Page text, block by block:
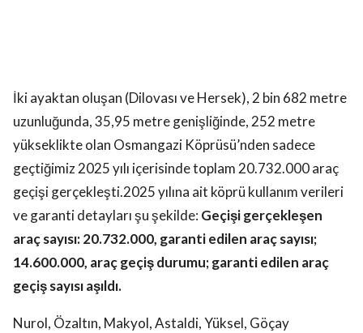
İki ayaktan oluşan (Dilovası ve Hersek), 2 bin 682 metre
uzunluğunda, 35,95 metre genişliğinde, 252 metre
yükseklikte olan Osmangazi Köprüsü’nden sadece
geçtiğimiz 2025 yılı içerisinde toplam 20.732.000 araç
geçişi gerçekleşti.2025 yılına ait köprü kullanım verileri
ve garanti detayları şu şekilde: Geçişi gerçekleşen
araç sayısı: 20.732.000, garanti edilen araç sayısı;
14.600.000, araç geçiş durumu; garanti edilen araç
geçiş sayısı aşıldı.
Nurol, Özaltın, Makyol, Astaldi, Yüksel, Göçay